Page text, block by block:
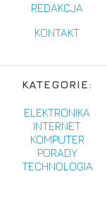
REDAKCJA
KONTAKT
KATEGORIE:
ELEKTRONIKA
INTERNET
KOMPUTER
PORADY
TECHNOLOGIA